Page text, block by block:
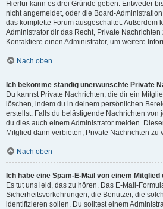
Hierfür kann es drei Gründe geben: Entweder
nicht angemeldet, oder die Board-
das komplette Forum ausgeschaltet. Außerdem
Administrator dir das Recht, Private
Kontaktiere einen Administrator, um weitere
Nach oben
Ich bekomme ständig unerwünschte Private
Du kannst Private Nachrichten, die dir ein
löschen, indem du in deinem persönlichen
erstellst. Falls du belästigende Nachrichten von
du dies auch einem Administrator melden.
Mitglied dann verbieten, Private Nachrichten zu
Nach oben
Ich habe eine Spam-E-Mail von einem
Es tut uns leid, das zu hören. Das E-Mail-
Sicherheitsvorkehrungen, die Benutzer, die
identifizieren sollen. Du solltest einem